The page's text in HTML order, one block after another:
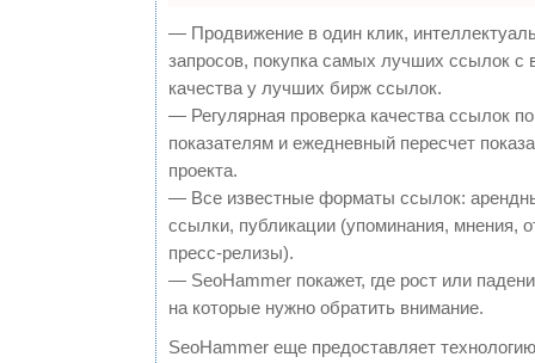
— Продвижение в один клик,
запросов, покупка самых лучших ссылок с
качества у лучших бирж ссылок.
— Регулярная проверка качества ссылок
показателям и ежедневный пересчет
проекта.
— Все известные форматы ссылок:
ссылки, публикации (упоминания, мнения,
пресс-релизы).
— SeoHammer покажет, где рост или
на которые нужно обратить внимание.
SeoHammer еще предоставляет